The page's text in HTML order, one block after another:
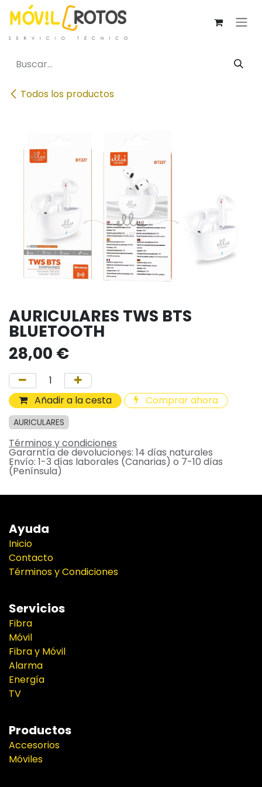
Ir al contenido
Todos los productos
AURICULARES TWS BTS
BLUETOOTH
28,00 €
Añadir a la cesta Comprar ahora
AURICULARES
Términos y condiciones
Gararntía de devoluciones: 14 días naturales
Envío: 1-3 días laborales (Canarias) o 7-10 días
(Península)
Ayuda
Inicio
Contacto
Términos y Condiciones
Servicios
Fibra
Móvil
Fibra y Móvil
Alarma
Energía
TV
Productos
Accesorios
Móviles